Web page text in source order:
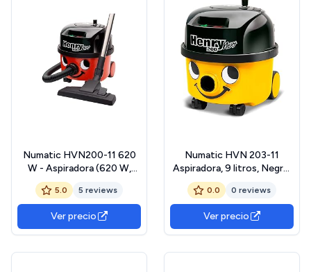
Numatic HVN200-11 620
W - Aspiradora (620 W,
Aspiradora de tambor,
Secar, Bolsa para el polvo,
HEPA, Filtrado)
5.0 5 reviews
Ver precio
Numatic HVN 203-11
Aspiradora, 9 litros, Negro,
Amarillo
0.0 0 reviews
Ver precio